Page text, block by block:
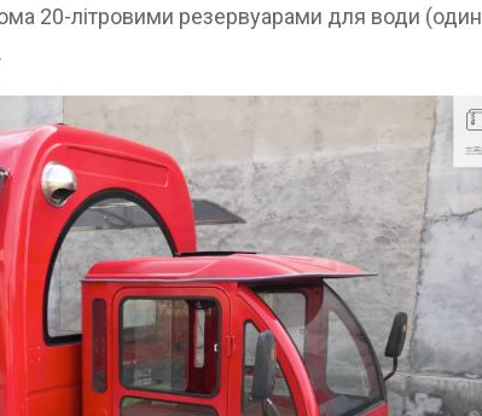
20-літровими резервуарами для води (один